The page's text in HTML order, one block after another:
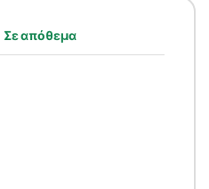
Σε απόθεμα